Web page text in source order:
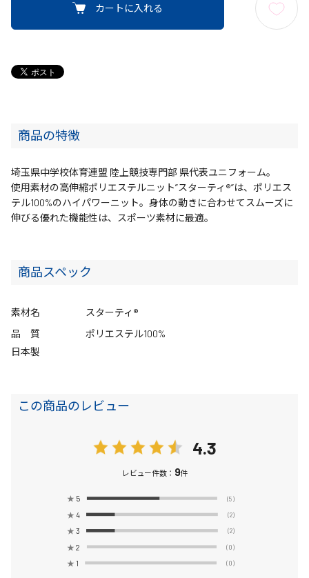
カートに入れる
商品の特徴
埼玉県中学校体育連盟 陸上競技専門部 県代表ユニフォーム。
使用素材の高伸縮ポリエステルニット”スターティ®”は、ポリエス
テル100%のハイパワーニット。身体の動きに合わせてスムーズに
伸びる優れた機能性は、スポーツ素材に最適。
商品スペック
素材名
スターティ®
品 質
ポリエステル100%
日本製
この商品のレビュー
4.3
レビュー件数： 9件
★ 5 (5)
★ 4 (2)
★ 3 (2)
★ 2 (0)
★ 1 (0)